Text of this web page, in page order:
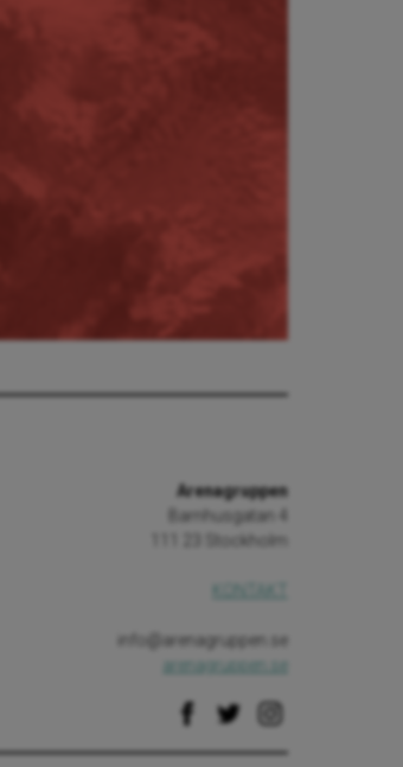
Arenagruppen
Barnhusgatan 4
111 23 Stockholm
info@arenagruppen.se
arenagruppen.se